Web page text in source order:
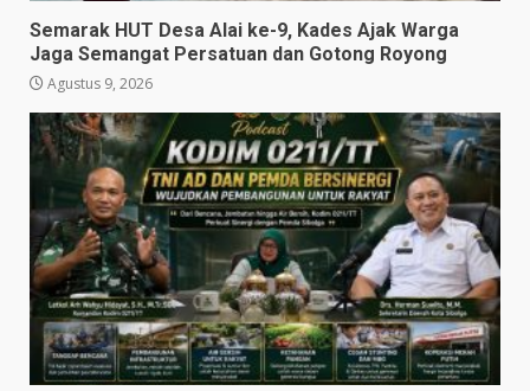
Semarak HUT Desa Alai ke-9, Kades Ajak Warga
Jaga Semangat Persatuan dan Gotong Royong
Agustus 9, 2026